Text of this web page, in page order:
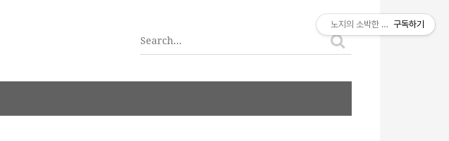
노지의 소박한 이야기구독하기